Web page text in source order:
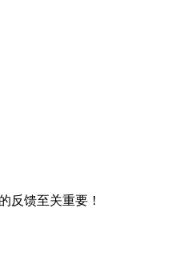
反馈至关重要！